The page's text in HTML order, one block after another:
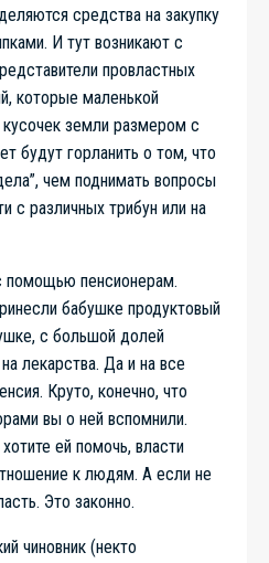
средства на закупку
И тут возникают с
провластных
которые маленькой
кусочек земли размером с
будут горланить о том, что
чем поднимать вопросы
с различных трибун или на
пенсионерам.
бабушке продуктовый
с большой долей
лекарства. Да и на все
Круто, конечно, что
вы о ней вспомнили.
ей помочь, власти
к людям. А если не
Это законно.
чиновник (некто